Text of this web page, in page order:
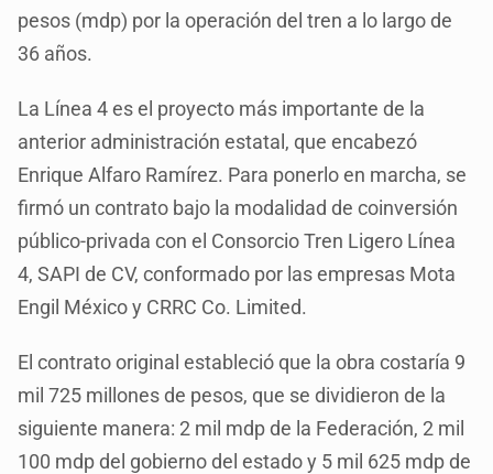
pesos (mdp) por la operación del tren a lo largo de
36 años.
La Línea 4 es el proyecto más importante de la
anterior administración estatal, que encabezó
Enrique Alfaro Ramírez. Para ponerlo en marcha, se
firmó un contrato bajo la modalidad de coinversión
público-privada con el Consorcio Tren Ligero Línea
4, SAPI de CV, conformado por las empresas Mota
Engil México y CRRC Co. Limited.
El contrato original estableció que la obra costaría 9
mil 725 millones de pesos, que se dividieron de la
siguiente manera: 2 mil mdp de la Federación, 2 mil
100 mdp del gobierno del estado y 5 mil 625 mdp de